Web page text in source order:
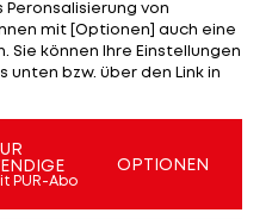
und ehrlicher Typ.
seinem Fachwissen
und sich
sagt
des Fußball-Lehrer-
Peronsalisierung von
mit [Optionen] auch eine
Sie können Ihre Einstellungen
bzw. über den Link in
PUR-Abo
OPTIONEN